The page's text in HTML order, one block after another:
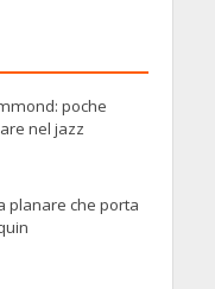
poche
nel jazz
planare che porta